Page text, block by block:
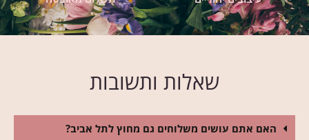
שאלות ותשובות
האם אתם עושים משלוחים גם מחוץ לתל אביב?